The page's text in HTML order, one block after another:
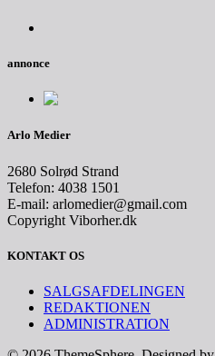
annonce
Arlo Medier
2680 Solrød Strand
Telefon: 4038 1501
E-mail: arlomedier@gmail.com
Copyright Viborher.dk
KONTAKT OS
SALGSAFDELINGEN
REDAKTIONEN
ADMINISTRATION